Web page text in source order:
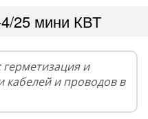
25 мини КВТ
и
кабелей и проводов в